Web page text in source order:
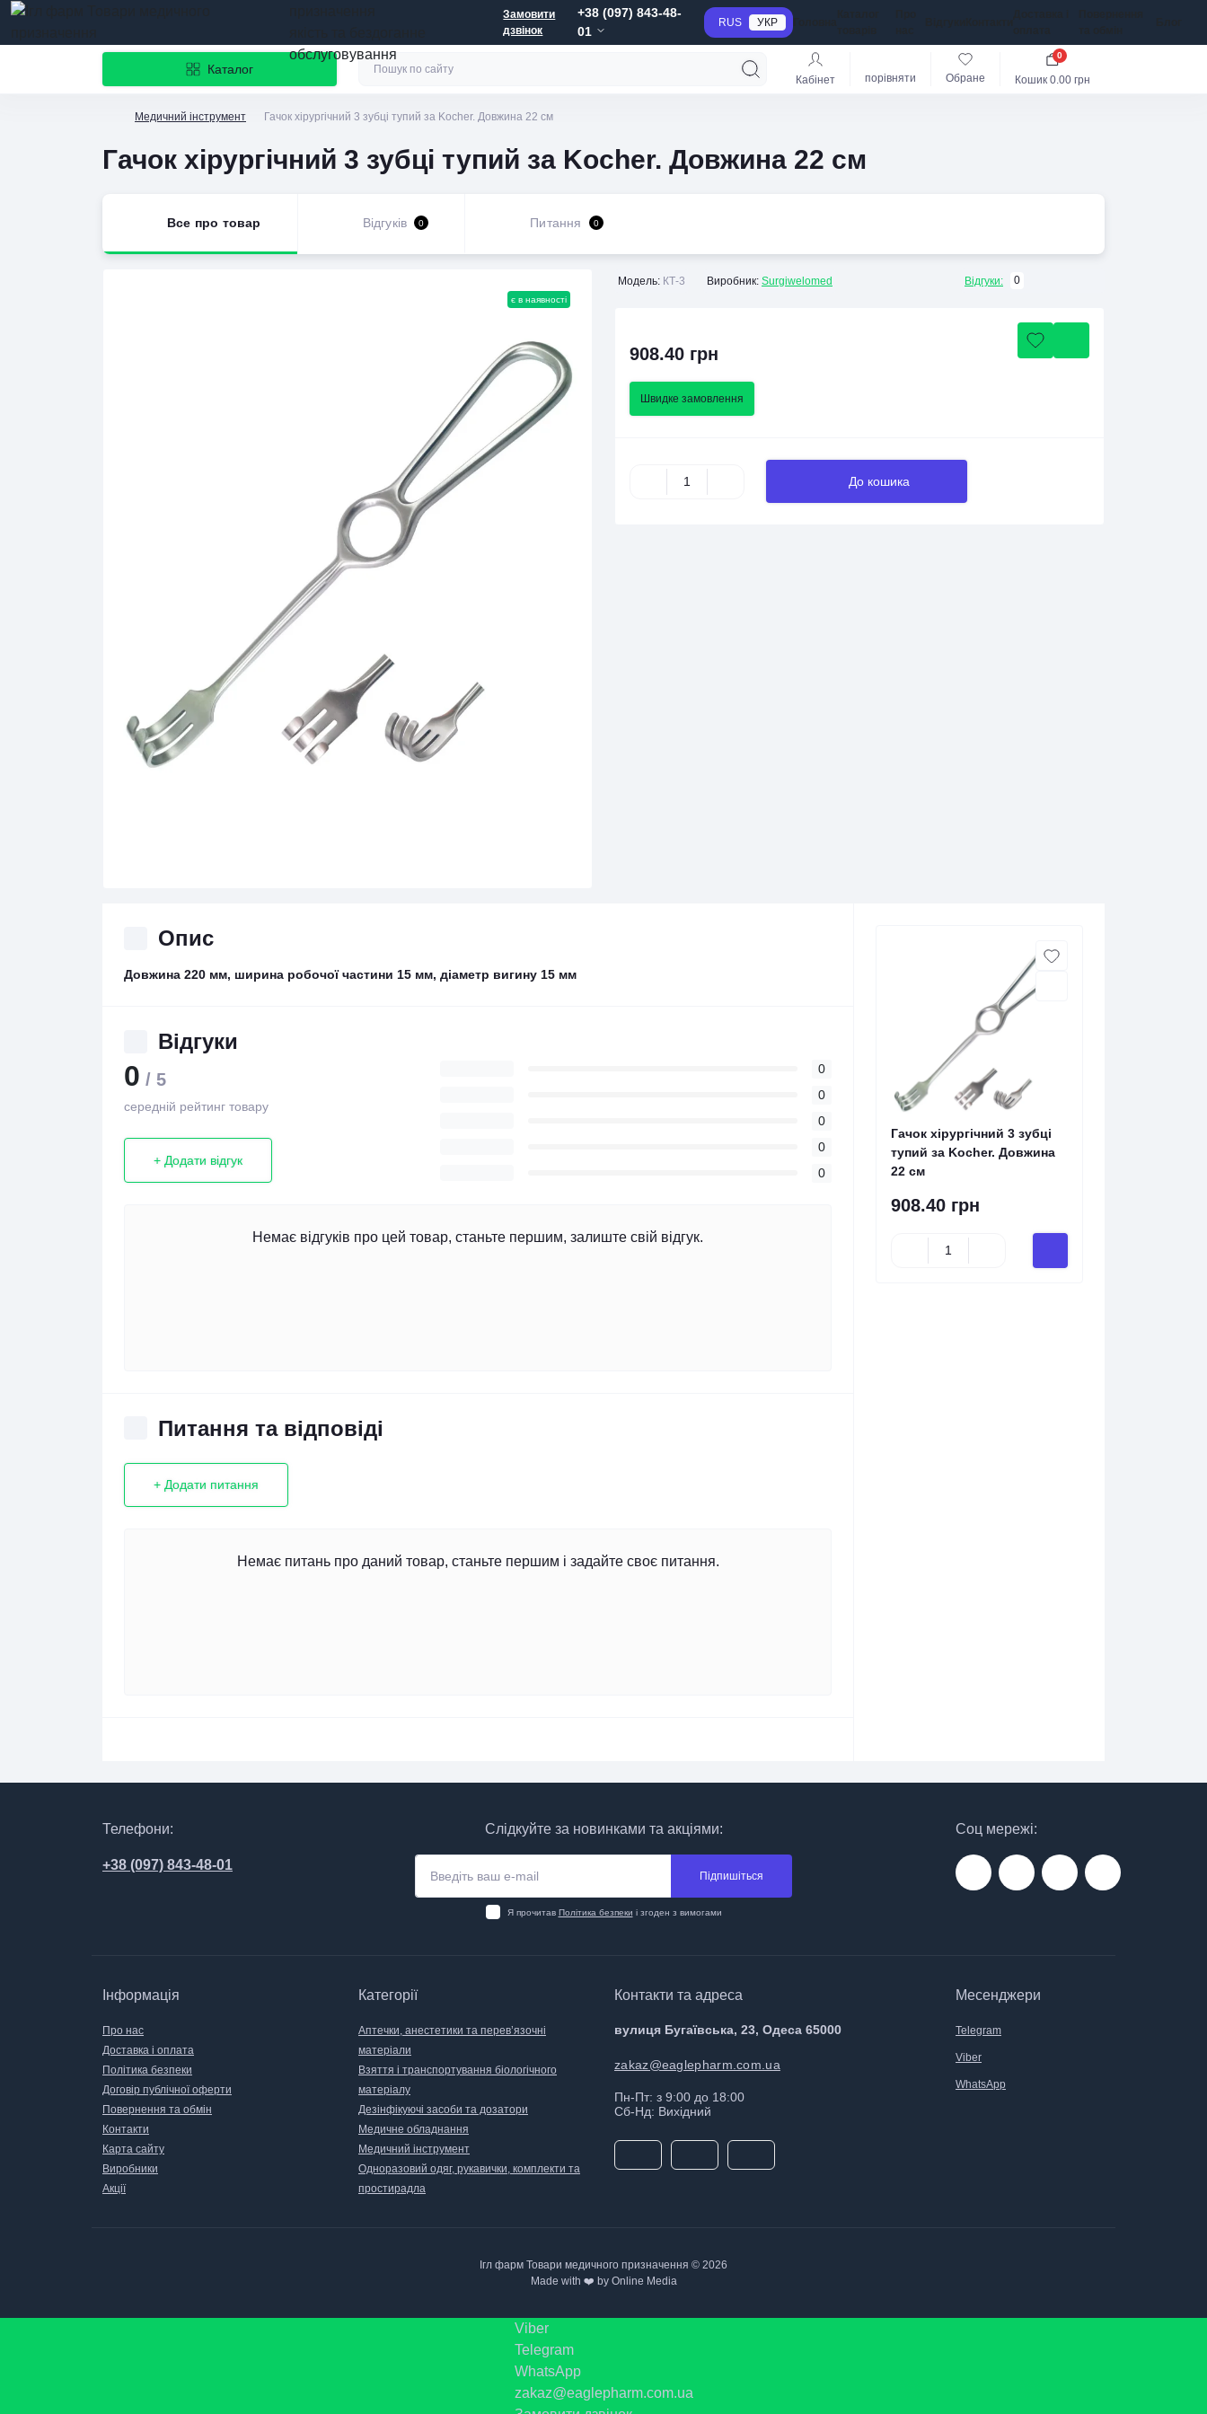
обслуговування
Замовити
дзвінок
+38 (097) 843-48-
01
RUS УКР
Каталог
Кабінет порівняти Обране Кошик 0.00 грн
0
Медичний інструмент Гачок хірургічний 3 зубці тупий за Kocher. Довжина 22 см
Гачок хірургічний 3 зубці тупий за Kocher. Довжина 22 см
Все про товар Відгуків 0 Питання 0
є в наявності
Модель: КТ-3 Виробник: Surgiwelomed Відгуки: 0
908.40 грн
Швидке замовлення
До кошика
Опис
Довжина 220 мм, ширина робочої частини 15 мм, діаметр вигину 15 мм
Відгуки
0 / 5
середній рейтинг товару
+ Додати відгук
0
0
0
0
0
Немає відгуків про цей товар, станьте першим, залиште свій відгук.
Питання та відповіді
+ Додати питання
Немає питань про даний товар, станьте першим і задайте своє питання.
Гачок хірургічний 3 зубці
тупий за Kocher. Довжина
22 см
908.40 грн
Телефони:
+38 (097) 843-48-01
Соц мережі:
Слідкуйте за новинками та акціями:
Підпишіться
Я прочитав Політика безпеки і згоден з вимогами
Інформація
Про нас
Доставка і оплата
Політика безпеки
Договір публічної оферти
Повернення та обмін
Контакти
Карта сайту
Виробники
Акції
Категорії
Аптечки, анестетики та перев’язочні
матеріали
Взяття і транспортування біологічного
матеріалу
Дезінфікуючі засоби та дозатори
Медичне обладнання
Медичний інструмент
Одноразовий одяг, рукавички, комплекти та
простирадла
Контакти та адреса
вулиця Бугаївська, 23, Одеса 65000
zakaz@eaglepharm.com.ua
Пн-Пт: з 9:00 до 18:00
Сб-Нд: Вихідний
Месенджери
Telegram
Viber
WhatsApp
Ігл фарм Товари медичного призначення © 2026
Made with ❤️ by Online Media
Viber
Telegram
WhatsApp
zakaz@eaglepharm.com.ua